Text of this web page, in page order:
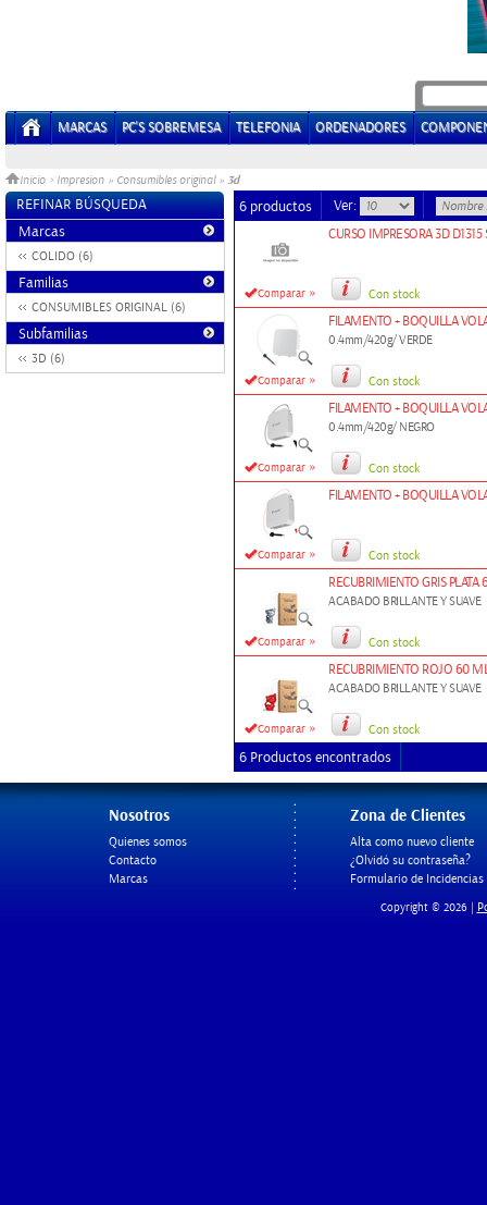
MARCAS PC'S SOBREMESA TELEFONIA ORDENADORES
Inicio > Impresion » Consumibles original» 3d
REFINAR BÚSQUEDA
Marcas
COLIDO (6)
Familias
CONSUMIBLES ORIGINAL (6)
Subfamilias
3D (6)
6 productos Ver:
Comparar »
CURSO IMPRESORA 3D D1315
Con stock
Comparar »
FILAMENTO + BOQUILLA
0.4mm/420g/ VERDE
Con stock
Comparar »
FILAMENTO + BOQUILLA
0.4mm/420g/ NEGRO
Con stock
Comparar »
FILAMENTO + BOQUILLA
Con stock
Comparar »
RECUBRIMIENTO GRIS
ACABADO BRILLANTE Y SUAVE
Con stock
Comparar »
RECUBRIMIENTO ROJO 60
ACABADO BRILLANTE Y SUAVE
Con stock
6 Productos encontrados
Nosotros
Quienes somos
Contacto
Marcas
Zona de Clientes
Alta como nuevo cliente
¿Olvidó su contraseña?
Formulario de Incidencias
Copyright © 2026 |